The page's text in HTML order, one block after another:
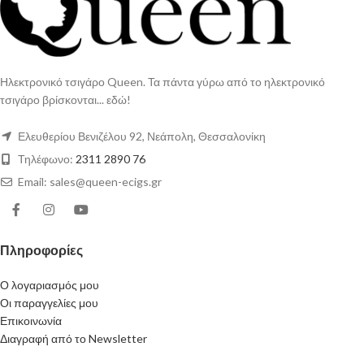
Ηλεκτρονικό τσιγάρο Queen. Τα πάντα γύρω από το ηλεκτρονικό
τσιγάρο βρίσκονται... εδώ!
Ελευθερίου Βενιζέλου 92, Νεάπολη, Θεσσαλονίκη
Τηλέφωνο: 2311 2890 76
Email: sales@queen-ecigs.gr
Πληροφορίες
Ο λογαριασμός μου
Οι παραγγελίες μου
Επικοινωνία
Διαγραφή από το Newsletter